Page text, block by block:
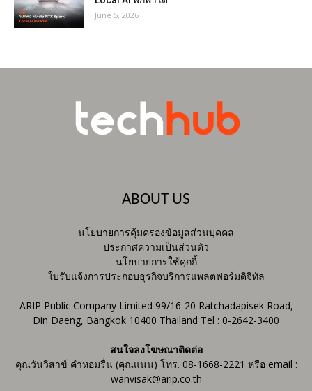
June 5, 2026
ABOUT US
นโยบายการคุ้มครองข้อมูลส่วนบุคคล
ประกาศความเป็นส่วนตัว
นโยบายการใช้คุกกี้
ใบรับแจ้งการประกอบธุรกิจบริการแพลตฟอร์มดิจิทัล
ARIP Public Company Limited 99/16-20 Ratchadapisek Road,
Din Daeng, Bangkok 10400 Thailand Tel : 0-2642-3400
สนใจลงโฆษณาติดต่อ
คุณวันวิสาข์ คำหอมรื่น (คุณแนน) โทร. 08-1668-2221 หรือ email :
wanvisak@arip.co.th